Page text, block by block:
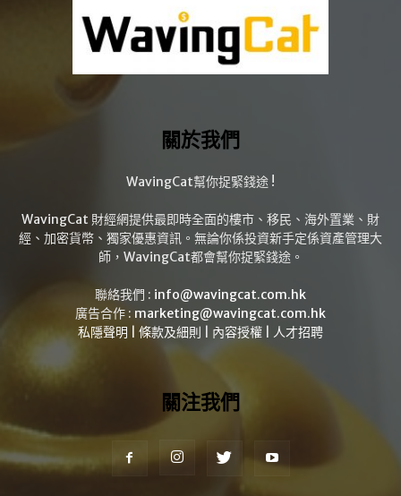
關於我們
WavingCat幫你捉緊錢途 !
WavingCat 財經網提供最即時全面的樓市、移民、海外置業、財
經、加密貨幣、獨家優惠資訊。無論你係投資新手定係資產管理大
師，WavingCat都會幫你捉緊錢途。
聯絡我們 : info@wavingcat.com.hk
廣告合作 : marketing@wavingcat.com.hk
私隱聲明
條款及細則 內容授權 人才招聘
關注我們